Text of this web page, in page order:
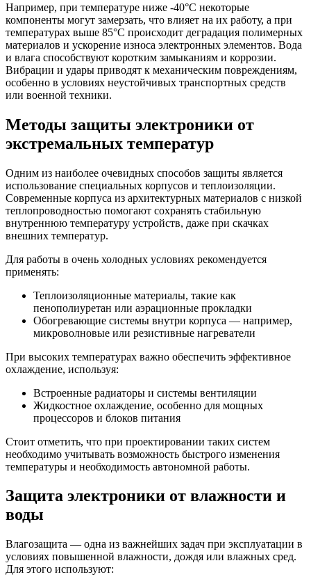
Например, при температуре ниже -40°C некоторые
компоненты могут замерзать, что влияет на их работу, а при
температурах выше 85°C происходит деградация полимерных
материалов и ускорение износа электронных элементов. Вода
и влага способствуют коротким замыканиям и коррозии.
Вибрации и удары приводят к механическим повреждениям,
особенно в условиях неустойчивых транспортных средств
или военной техники.
Методы защиты электроники от
экстремальных температур
Одним из наиболее очевидных способов защиты является
использование специальных корпусов и теплоизоляции.
Современные корпуса из архитектурных материалов с низкой
теплопроводностью помогают сохранять стабильную
внутреннюю температуру устройств, даже при скачках
внешних температур.
Для работы в очень холодных условиях рекомендуется
применять:
Теплоизоляционные материалы, такие как
пенополиуретан или аэрационные прокладки
Обогревающие системы внутри корпуса — например,
микроволновые или резистивные нагреватели
При высоких температурах важно обеспечить эффективное
охлаждение, используя:
Встроенные радиаторы и системы вентиляции
Жидкостное охлаждение, особенно для мощных
процессоров и блоков питания
Стоит отметить, что при проектировании таких систем
необходимо учитывать возможность быстрого изменения
температуры и необходимость автономной работы.
Защита электроники от влажности и
воды
Влагозащита — одна из важнейших задач при эксплуатации в
условиях повышенной влажности, дождя или влажных сред.
Для этого используют: